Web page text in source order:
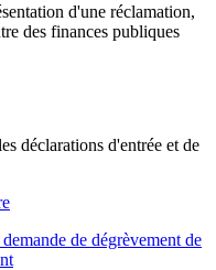
d'une réclamation,
des finances publiques
déclarations d'entrée et de
de dégrèvement de